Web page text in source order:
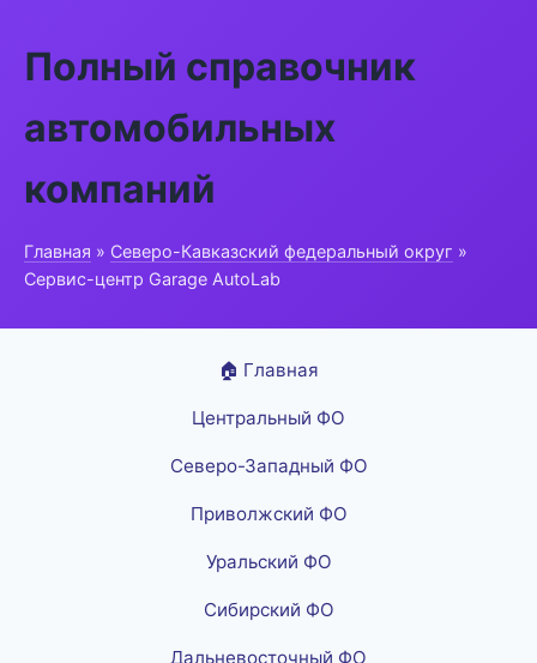
Полный справочник
автомобильных
компаний
Главная » Северо-Кавказский федеральный округ »
Сервис-центр Garage AutoLab
🏠 Главная
Центральный ФО
Северо-Западный ФО
Приволжский ФО
Уральский ФО
Сибирский ФО
Дальневосточный ФО